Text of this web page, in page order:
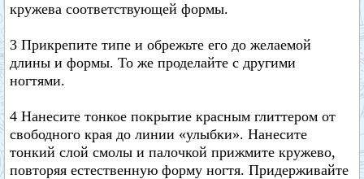
кружева соответствующей формы.
3 Прикрепите типе и обрежьте его до желаемой
длины и формы. То же проделайте с другими
ногтями.
4 Нанесите тонкое покрытие красным глиттером от
свободного края до линии «улыбки». Нанесите
тонкий слой смолы и палочкой прижмите кружево,
повторяя естественную форму ногтя. Придерживайте